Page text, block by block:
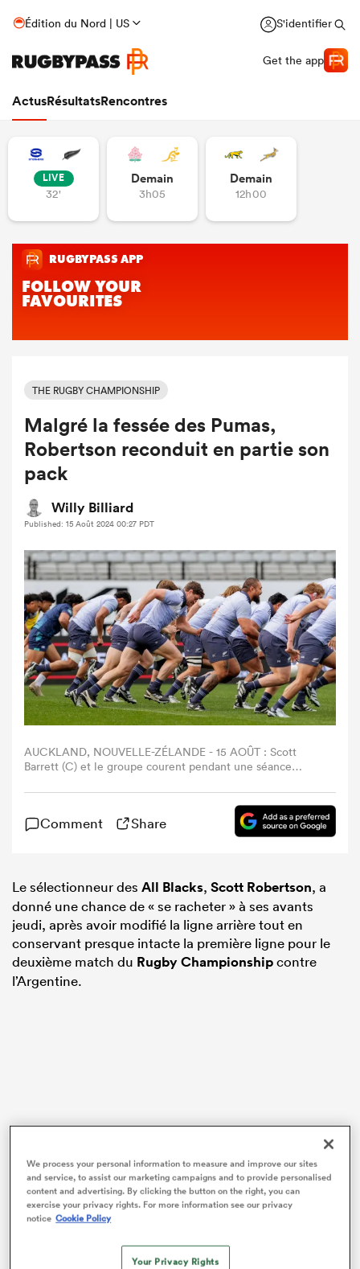
Édition du Nord | US S'identifier
Get the app
ActusRésultatsRencontres
LIVE
32'
Demain
3h05
Demain
12h00
THE RUGBY CHAMPIONSHIP
Malgré la fessée des Pumas,
Robertson reconduit en partie son
pack
Willy Billiard
Published: 15 Août 2024 00:27 PDT
AUCKLAND, NOUVELLE-ZÉLANDE - 15 AOÛT : Scott
Barrett (C) et le groupe courent pendant une séance
l'Eden Park le 15 août 2024 à Auckland, Nouvelle-
Zélande. (Photo by Dave Rowland/Getty Images)
Comment Share
Le sélectionneur des All Blacks, Scott Robertson, a
donné une chance de « se racheter » à ses avants
jeudi, après avoir modifié la ligne arrière tout en
conservant presque intacte la première ligne pour le
deuxième match du Rugby Championshipcontre
l’Argentine.
We process your personal information to measure and improve our sites
and service, to assist our marketing campaigns and to provide personalised
content and advertising. By clicking the button on the right, you can
exercise your privacy rights. For more information see our privacy
notice Cookie Policy
Your Privacy Rights